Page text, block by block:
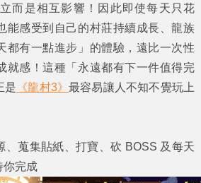
而是相互影響！因此即使每天只花
能感受到自己的村莊持續成長、龍族
都有一點進步」的體驗，遠比一次性
就感！這種「永遠都有下一件值得完
是 《龍村3》最容易讓人不知不覺玩上
、蒐集貼紙、打寶、砍 BOSS 及每天
你完成